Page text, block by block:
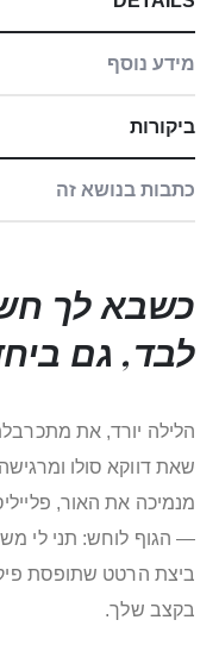
מידע נוסף
ביקורות
כתבות בנושא זה
כשבא לך
לבד, גם
הלילה יורד, את
שאת דווקא סולו
מנמיכה את האור,
ביצת הרטט שתופסת
בקצב שלך.